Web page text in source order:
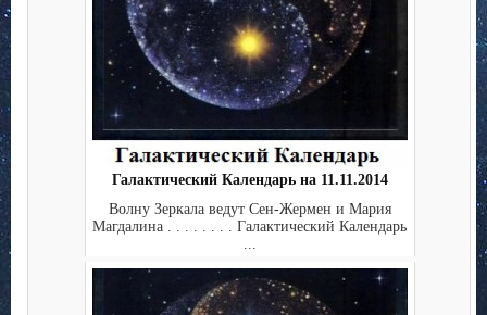
Галактический Календарь на 11.11.2014
Волну Зеркала ведут Сен-Жермен и Мария
Магдалина . . . . . . . . Галактический Календарь